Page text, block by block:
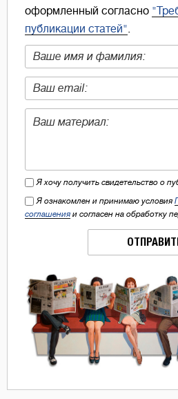
оформленный согласно
публикации статей"
Я хочу получить свидетельство о
Я ознакомлен и принимаю условия
соглашения и согласен на обработку